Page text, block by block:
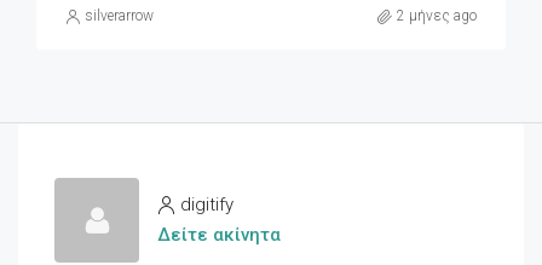
silverarrow 2 μήνες ago
digitify
Δείτε ακίνητα